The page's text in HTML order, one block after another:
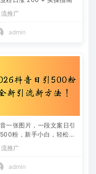
流推广
admin
一张图片，一段文案日引
粉，新手小白，轻松上
流推广
admin